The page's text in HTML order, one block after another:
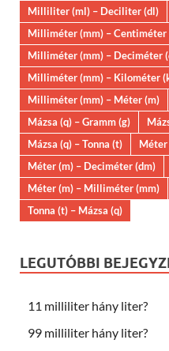
Milliliter (ml) – Deciliter (dl)
Milliméter (mm) – Centiméter
Milliméter (mm) – Deciméter
Milliméter (mm) – Kilométer
Milliméter (mm) – Méter (m)
Mázsa (q) – Gramm (g)
Mázsa (q) – Tonna (t)
Méter
Méter (m) – Deciméter (dm)
Méter (m) – Milliméter (mm)
Tonna (t) – Mázsa (q)
LEGUTÓBBI
11 milliliter hány liter?
99 milliliter hány liter?